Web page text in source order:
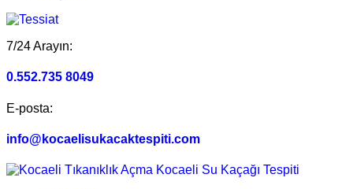
7/24 Arayın:
0.552.735 8049
E-posta:
info@kocaelisukacaktespiti.com